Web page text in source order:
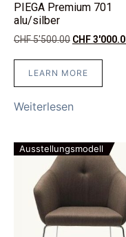
PIEGA Premium 701
alu/silber
CHF5'500.00 CHF
LEARN MORE
Weiterlesen
Ausstellungsmodell